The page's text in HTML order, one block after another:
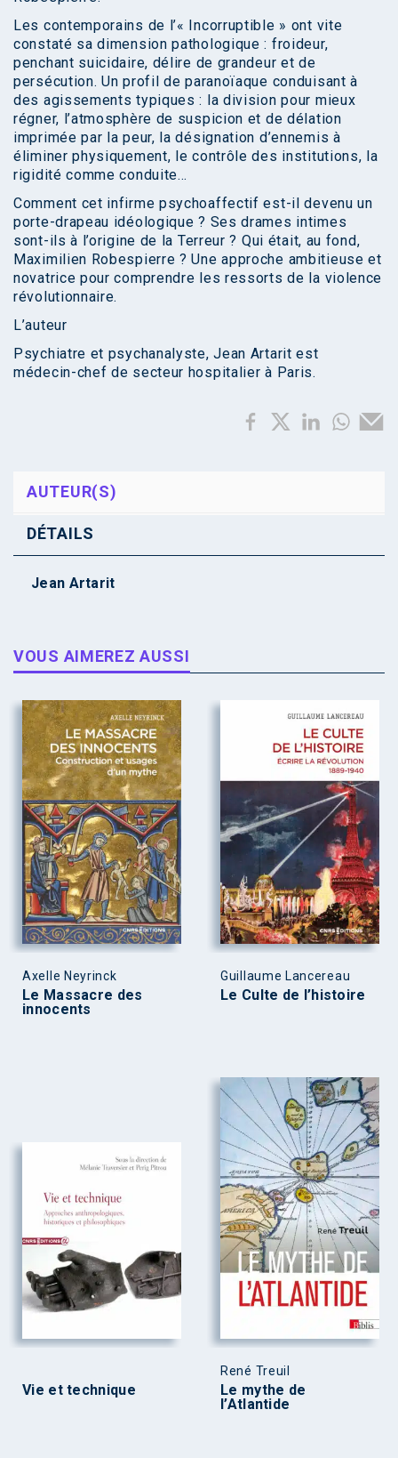
Les contemporains de l’« Incorruptible » ont vite
constaté sa dimension pathologique : froideur,
penchant suicidaire, délire de grandeur et de
persécution. Un profil de paranoïaque conduisant à
des agissements typiques : la division pour mieux
régner, l’atmosphère de suspicion et de délation
imprimée par la peur, la désignation d’ennemis à
éliminer physiquement, le contrôle des institutions, la
rigidité comme conduite…
Comment cet infirme psychoaffectif est-il devenu un
porte-drapeau idéologique ? Ses drames intimes
sont-ils à l’origine de la Terreur ? Qui était, au fond,
Maximilien Robespierre ? Une approche ambitieuse et
novatrice pour comprendre les ressorts de la violence
révolutionnaire.
L’auteur
Psychiatre et psychanalyste, Jean Artarit est
médecin-chef de secteur hospitalier à Paris.
AUTEUR(S)
DÉTAILS
Jean Artarit
VOUS AIMEREZ AUSSI
Axelle Neyrinck
Le Massacre des
innocents
Guillaume Lancereau
Le Culte de l’histoire
Vie et technique
René Treuil
Le mythe de
l’Atlantide